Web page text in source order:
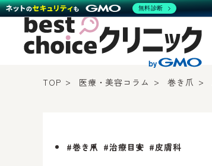
TOP 医療・美容コラム 巻き爪
#巻き爪 #治療目安 #皮膚科
無料診断